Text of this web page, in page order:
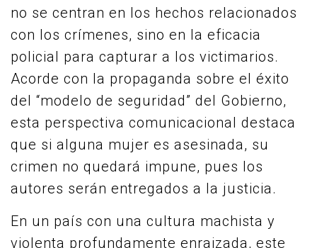
no se centran en los hechos relacionados
con los crímenes, sino en la eficacia
policial para capturar a los victimarios.
Acorde con la propaganda sobre el éxito
del “modelo de seguridad” del Gobierno,
esta perspectiva comunicacional destaca
que si alguna mujer es asesinada, su
crimen no quedará impune, pues los
autores serán entregados a la justicia.
En un país con una cultura machista y
violenta profundamente enraizada, este